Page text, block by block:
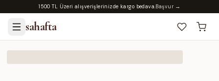
1500 TL Üzeri alışverişlerinizde kargo bedava.Başvur →
sahafta